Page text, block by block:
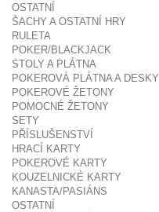
OSTATNÍ
ŠACHY A OSTATNÍ HRY
RULETA
POKER/BLACKJACK
STOLY A PLÁTNA
POKEROVÁ PLÁTNA A DESKY
POKEROVÉ ŽETONY
POMOCNÉ ŽETONY
SETY
PŘÍSLUŠENSTVÍ
HRACÍ KARTY
POKEROVÉ KARTY
KOUZELNICKÉ KARTY
KANASTA/PASIÁNS
OSTATNÍ